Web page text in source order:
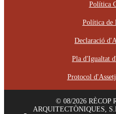
Política
Política de
Declaració
Pla d'Igualtat
Protocol
© 08/2026 RÈCOP
ARQUITECTÒNIQUES,